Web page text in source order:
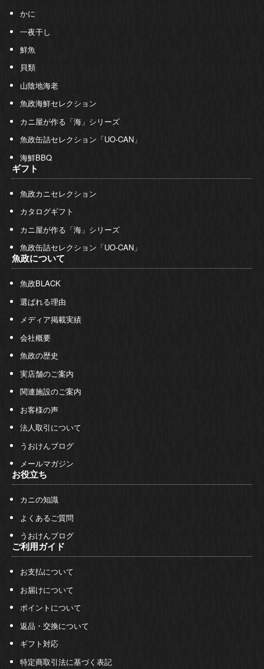
かに
一夜干し
鮮魚
貝類
山陰地海老
魚政海鮮セレクション
カニ屋が作る「海」シリーズ
魚政缶詰セレクション「UO-CAN」
海鮮BBQ
ギフト
魚政カニセレクション
カタログギフト
カニ屋が作る「海」シリーズ
魚政缶詰セレクション「UO-CAN」
魚政について
魚政BLACK
選ばれる理由
メディア掲載実績
会社概要
魚政の歴史
実店舗のご案内
関連施設のご案内
お客様の声
法人取引について
うおけんブログ
メールマガジン
お役立ち
カニの知識
よくあるご質問
うおけんブログ
ご利用ガイド
お支払について
お届けについて
ポイントについて
返品・交換について
ギフト対応
特定商取引法に基づく表記